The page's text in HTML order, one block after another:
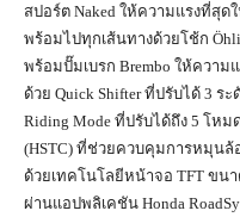
สปอร์ต Naked ให้ความแรงที่สุด
พร้อมไปทุกเส้นทางด้วยโช้ก
พร้อมปั๊มเบรก Brembo ให้ควา
ด้วย Quick Shifter ที่ปรับได้ 3 ระ
Riding Mode ที่ปรับได้ถึง 5 โหมด
(HSTC) ที่ช่วยควบคุมการหมุน
ด้วยเทคโนโลยีหน้าจอ TFT ขน
ผ่านแอปพลิเคชัน Honda